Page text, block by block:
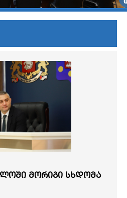
მორიგი სხდომა